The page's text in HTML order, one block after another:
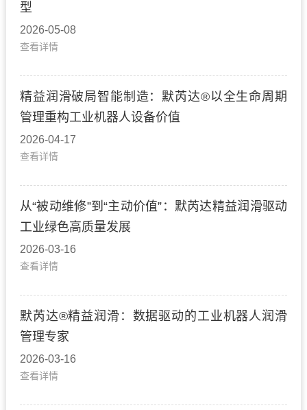
型
2026-05-08
查看详情
精益润滑破局智能制造：默芮达®以全生命周期
管理重构工业机器人设备价值
2026-04-17
查看详情
从“被动维修”到“主动价值”：默芮达精益润滑驱动
工业绿色高质量发展
2026-03-16
查看详情
默芮达®精益润滑：数据驱动的工业机器人润滑
管理专家
2026-03-16
查看详情